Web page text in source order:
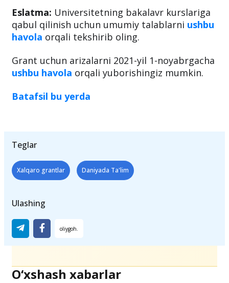
Eslatma: Universitetning bakalavr kurslariga
qabul qilinish uchun umumiy talablarni ushbu
havola orqali tekshirib oling.
Grant uchun arizalarni 2021-yil 1-noyabrgacha
ushbu havola orqali yuborishingiz mumkin.
Batafsil bu yerda
Teglar
Xalqaro grantlar Daniyada Ta'lim
Ulashing
O‘xshash xabarlar